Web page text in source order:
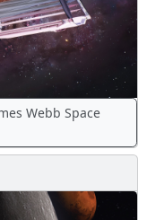
Webb Space